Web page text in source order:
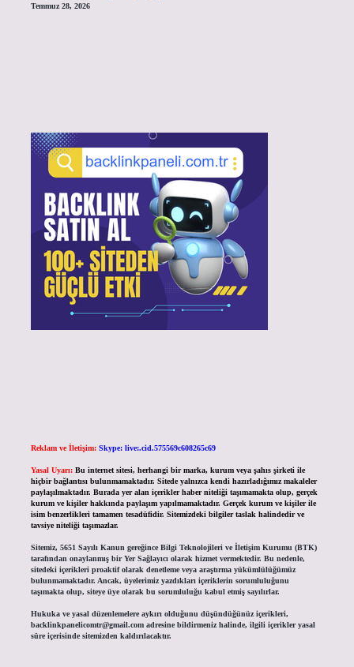
Temmuz 28, 2026
Reklam ve İletişim: Skype: live:.cid.575569c608265c69
Yasal Uyarı: Bu internet sitesi, herhangi bir marka, kurum veya şahıs şirketi ile
hiçbir bağlantısı bulunmamaktadır. Sitede yalnızca kendi hazırladığımız makaleler
paylaşılmaktadır. Burada yer alan içerikler haber niteliği taşımamakta olup, gerçek
kurum ve kişiler hakkında paylaşım yapılmamaktadır. Gerçek kurum ve kişiler ile
isim benzerlikleri tamamen tesadüfidir. Sitemizdeki bilgiler taslak halindedir ve
tavsiye niteliği taşımazlar.
Sitemiz, 5651 Sayılı Kanun gereğince Bilgi Teknolojileri ve İletişim Kurumu (BTK)
tarafından onaylanmış bir Yer Sağlayıcı olarak hizmet vermektedir. Bu nedenle,
sitedeki içerikleri proaktif olarak denetleme veya araştırma yükümlülüğümüz
bulunmamaktadır. Ancak, üyelerimiz yazdıkları içeriklerin sorumluluğunu
taşımakta olup, siteye üye olarak bu sorumluluğu kabul etmiş sayılırlar.
Hukuka ve yasal düzenlemelere aykırı olduğunu düşündüğünüz içerikleri,
backlinkpanelicomtr@gmail.comadresine bildirmeniz halinde, ilgili içerikler yasal
süre içerisinde sitemizden kaldırılacaktır.